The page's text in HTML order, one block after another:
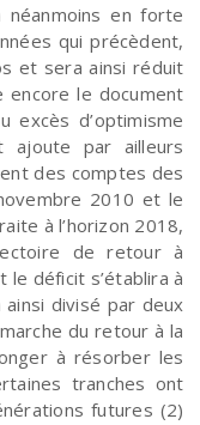
en forte
qui précèdent,
et sera ainsi réduit
le document
excès d’optimisme
ajoute par ailleurs
des comptes des
2010 et le
à l’horizon 2018,
de retour à
le déficit s’établira à
divisé par deux
du retour à la
à résorber les
tranches ont
futures (2)